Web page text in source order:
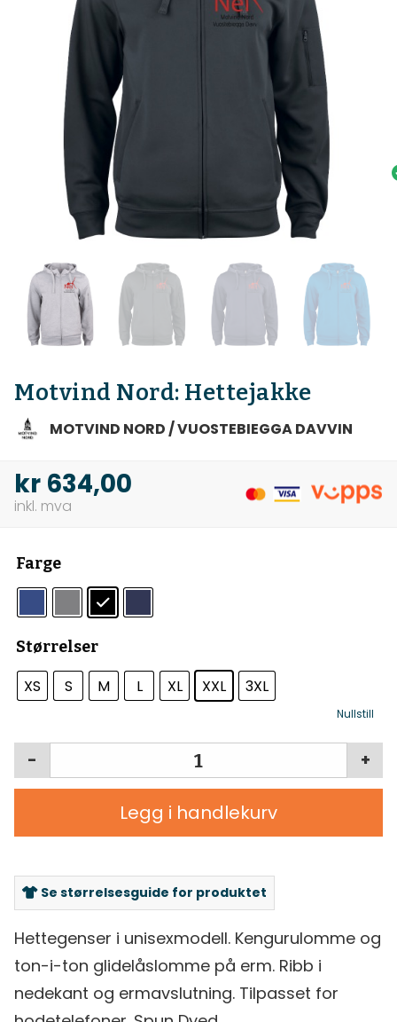
Motvind Nord: Hettejakke
MOTVIND NORD / VUOSTEBIEGGA DAVVIN
kr 634,00
Farge
Størrelser
XS S M L XL XXL 3XL
Nullstill
+
-
Legg i handlekurv
Se størrelsesguide for produktet
Hettegenser i unisexmodell. Kengurulomme og
ton-i-ton glidelåslomme på erm. Ribb i
nedekant og ermavslutning. Tilpasset for